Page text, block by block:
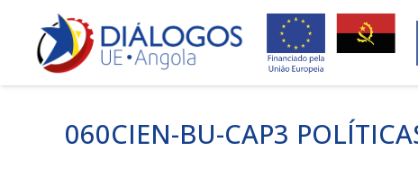
060CIEN-BU-CAP3